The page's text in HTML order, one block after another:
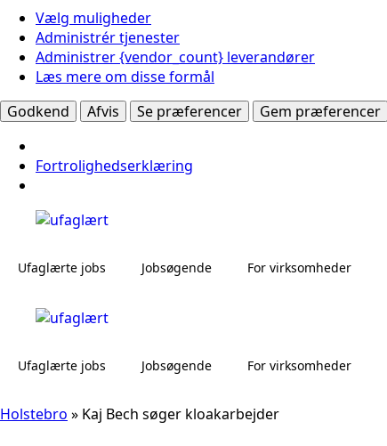
Vælg muligheder
Administrér tjenester
Administrer {vendor_count} leverandører
Læs mere om disse formål
Godkend
Afvis Se præferencer Gem præferencer
Fortrolighedserklæring
Ufaglærte jobs Jobsøgende For virksomheder
Ufaglærte jobs Jobsøgende For virksomheder
Holstebro » Kaj Bech søger kloakarbejder